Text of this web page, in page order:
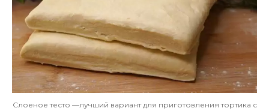
Слоеное тесто —лучший вариант для приготовления тортика с